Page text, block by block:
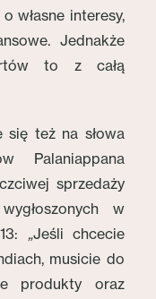
własne interesy,
Jednakże
to z całą
się też na słowa
Palaniappana
sprzedaży
w
„Jeśli chcecie
musicie do
produkty oraz